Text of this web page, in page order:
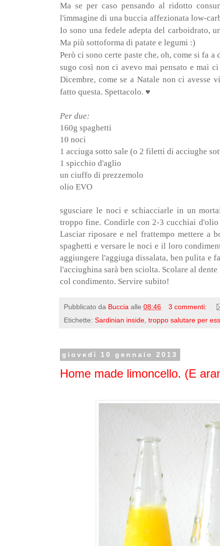
Ma se per caso pensando al ridotto
l'immagine di una buccia affezionata low-
Io sono una fedele adepta del carboidrato,
Ma più sottoforma di patate e legumi :)
Però ci sono certe paste che, oh, come si fa
sugo così non ci avevo mai pensato e mai
Dicembre, come se a Natale non ci avesse
fatto questa. Spettacolo. ♥
Per due:
160g spaghetti
10 noci
1 acciuga sotto sale (o 2 filetti di acciughe
1 spicchio d'aglio
un ciuffo di prezzemolo
olio EVO
sgusciare le noci e schiacciarle in un
troppo fine. Condirle con 2-3 cucchiai
Lasciar riposare e nel frattempo mettere a
spaghetti e versare le noci e il loro
aggiungere l'aggiuga dissalata, ben pulita e
l'acciughina sarà ben sciolta. Scolare al
col condimento. Servire subito!
Pubblicato da Buccia alle 08:46
3 commenti:
Etichette: Sardinian inside troppo salutare per
giovedì 10 gennaio 2013
Home made limoncello. (E